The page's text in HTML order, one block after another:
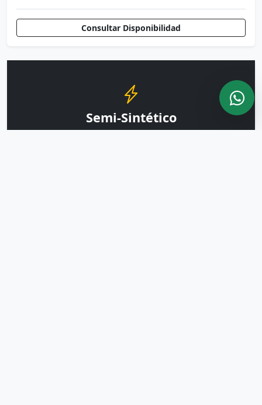
Consultar Disponibilidad
Semi-Sintético